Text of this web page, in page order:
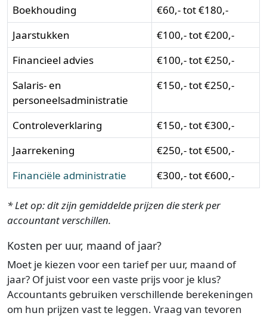
Boekhouding
€60,- tot €180,-
Jaarstukken
€100,- tot €200,-
Financieel advies
€100,- tot €250,-
Salaris- en
personeelsadministratie
€150,- tot €250,-
Controleverklaring
€150,- tot €300,-
Jaarrekening
€250,- tot €500,-
Financiële administratie
€300,- tot €600,-
* Let op: dit zijn gemiddelde prijzen die sterk per
accountant verschillen.
Kosten per uur, maand of jaar?
Moet je kiezen voor een tarief per uur, maand of
jaar? Of juist voor een vaste prijs voor je klus?
Accountants gebruiken verschillende berekeningen
om hun prijzen vast te leggen. Vraag van tevoren